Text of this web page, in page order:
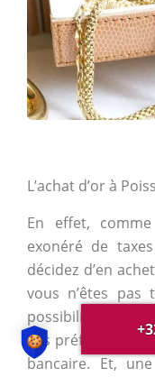
L’achat d’or à
En effet,
exonéré de
décidez d’en
vous n’êtes
possibilité vous
vos préférences,
bancaire. Et,